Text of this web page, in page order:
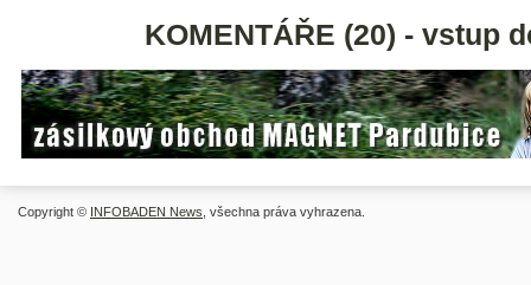
KOMENTÁŘE (20) - vstup
Copyright © INFOBADEN News , všechna práva vyhrazena.